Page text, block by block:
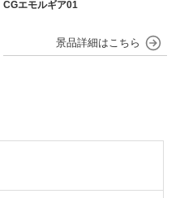
CGエモルギア01